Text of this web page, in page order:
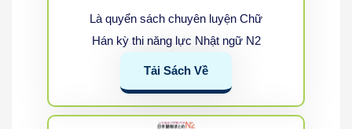
Là quyển sách chuyên luyện Chữ
Hán kỳ thi năng lực Nhật ngữ N2
Tải Sách Về